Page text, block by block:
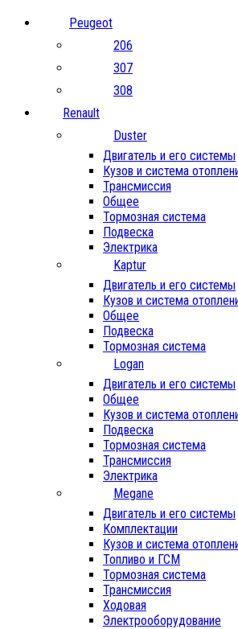
Peugeot
206
307
308
Renault
Duster
Двигатель и его системы
Кузов и система
Трансмиссия
Общее
Тормозная система
Подвеска
Электрика
Kaptur
Двигатель и его системы
Кузов и система
Общее
Подвеска
Тормозная система
Logan
Двигатель и его системы
Общее
Кузов и система
Подвеска
Тормозная система
Трансмиссия
Электрика
Megane
Двигатель и его системы
Комплектации
Кузов и система
Топливо и ГСМ
Тормозная система
Трансмиссия
Ходовая
Электрооборудование